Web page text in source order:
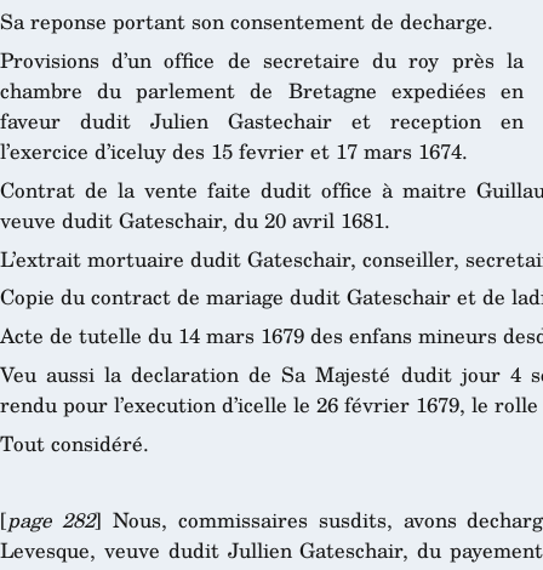
Sa reponse portant son consentement de decharge.
Provisions d’un office de secretaire du roy près la
chambre du parlement de Bretagne expediées en
faveur dudit Julien Gastechair et reception en
l’exercice d’iceluy des 15 fevrier et 17 mars 1674.
Contrat de la vente faite dudit office à maitre
veuve dudit Gateschair, du 20 avril 1681.
L’extrait mortuaire dudit Gateschair, conseiller,
Copie du contract de mariage dudit Gateschair et de
Acte de tutelle du 14 mars 1679 des enfans mineurs
Veu aussi la declaration de Sa Majesté dudit jour 4
rendu pour l’execution d’icelle le 26 février 1679, le
Tout considéré.
[page 282] Nous, commissaires susdits, avons
Levesque, veuve dudit Jullien Gateschair, du